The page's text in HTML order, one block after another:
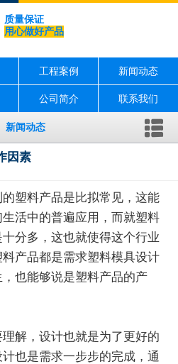
质量保证
用心做好产品
工程案例 新闻动态
公司简介 联系我们
新闻动态
因素
塑料产品是比拟常见，这能
活中的普遍应用，而就塑料
分多，这也就使得这个行业
产品都是需求塑料模具设计
也能够说是塑料产品的产
解，设计也就是为了更好的
也是需求一步步的完成，通